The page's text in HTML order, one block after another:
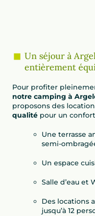
Un séjour à
entièrement
Pour profiter
notre camping à
proposons des
qualité pour un
Une terrasse
semi-
Un espace
Salle d’eau et
Des locations
jusqu’à 12